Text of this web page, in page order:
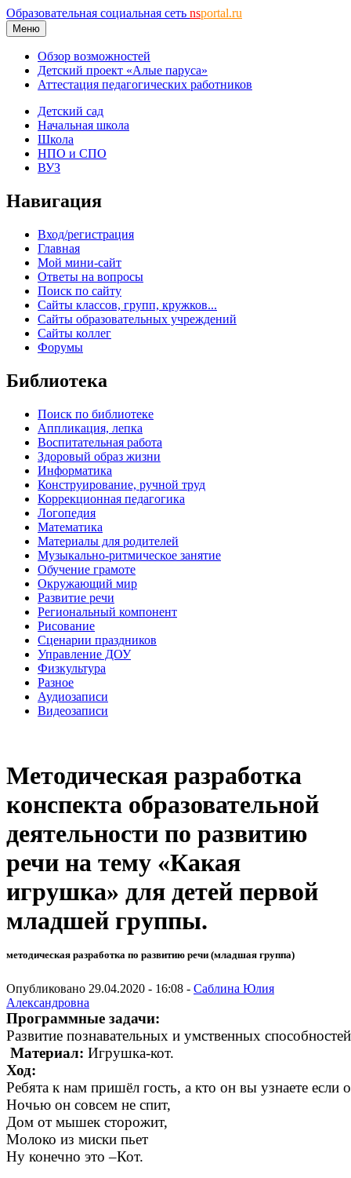
Образовательная социальная сеть nsportal.ru
Меню
Обзор возможностей
Детский проект «Алые паруса»
Аттестация педагогических работников
Детский сад
Начальная школа
Школа
НПО и СПО
ВУЗ
Навигация
Вход/регистрация
Главная
Мой мини-сайт
Ответы на вопросы
Поиск по сайту
Сайты классов, групп, кружков...
Сайты образовательных учреждений
Сайты коллег
Форумы
Библиотека
Поиск по библиотеке
Аппликация, лепка
Воспитательная работа
Здоровый образ жизни
Информатика
Конструирование, ручной труд
Коррекционная педагогика
Логопедия
Математика
Материалы для родителей
Музыкально-ритмическое занятие
Обучение грамоте
Окружающий мир
Развитие речи
Региональный компонент
Рисование
Сценарии праздников
Управление ДОУ
Физкультура
Разное
Аудиозаписи
Видеозаписи
Методическая разработка
конспекта образовательной
деятельности по развитию
речи на тему «Какая
игрушка» для детей первой
младшей группы.
методическая разработка по развитию речи (младшая группа)
Опубликовано 29.04.2020 - 16:08 - Саблина Юлия
Александровна
Программные задачи:
Развитие познавательных и умственных способностей
Материал: Игрушка-кот.
Ход:
Ребята к нам пришёл гость, а кто он вы узнаете если
Ночью он совсем не спит,
Дом от мышек сторожит,
Молоко из миски пьет
Ну конечно это –Кот.